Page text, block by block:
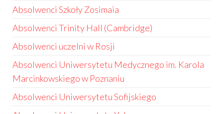
Absolwenci Szkoły Zosimaia
Absolwenci Trinity Hall (Cambridge)
Absolwenci uczelni w Rosji
Absolwenci Uniwersytetu Medycznego im. Karola
Marcinkowskiego w Poznaniu
Absolwenci Uniwersytetu Sofijskiego